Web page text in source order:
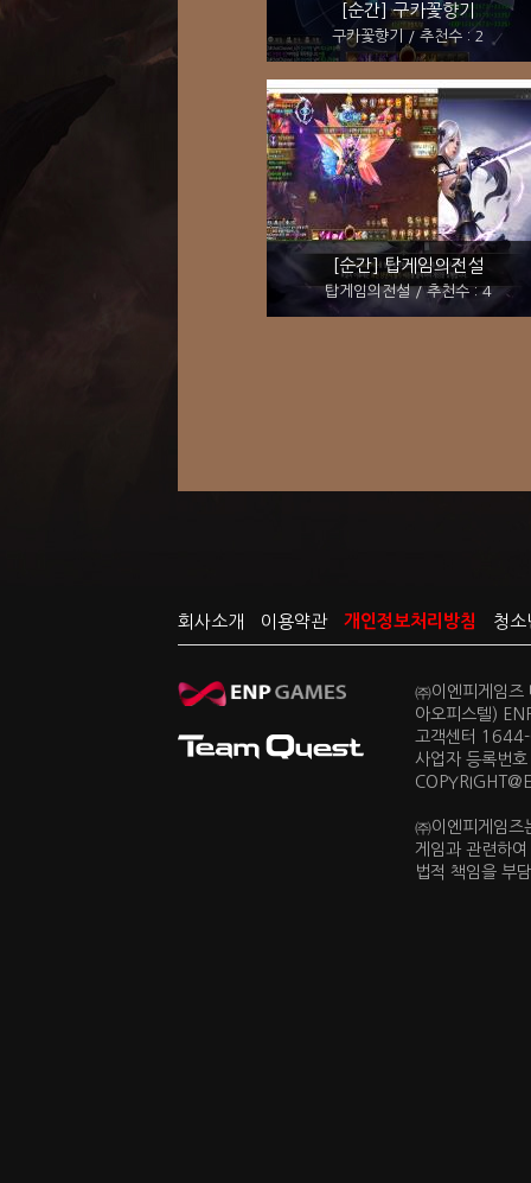
[순간] 구카꽃향기
구카꽃향기 / 추천수 : 2
[순간] 탑게임의전설
탑게임의전설 / 추천수 : 4
회사소개 이용약관 개인정보처리방침 청소
㈜이엔피게임
아오피스텔)
고객센터
사업자 등록번
㈜이엔피게임즈
게임과 관련하
법적 책임을 부